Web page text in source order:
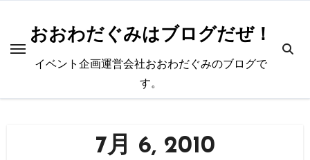
おおわだぐみはブログだぜ！
イベント企画運営会社おおわだぐみのブログで
す。
7月 6, 2010